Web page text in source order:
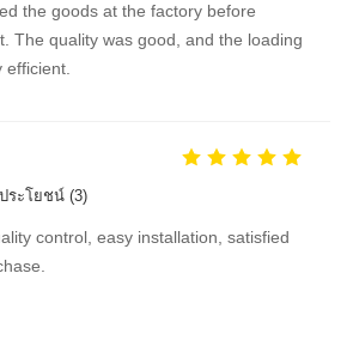
the goods at the factory before
The quality was good, and the loading
efficient.
ระโยชน์ (3)
control, easy installation, satisfied